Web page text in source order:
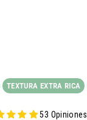
TEXTURA EXTRA RICA
53 Opiniones